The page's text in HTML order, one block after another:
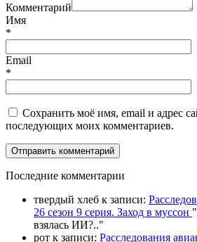
Комментарий
Имя
*
Email
*
Сохранить моё имя, email и адрес
последующих моих комментариев.
Последние комментарии
твердый хлеб к записи:
26 сезон 9 серия. Заход в муссон "
взялась ИИ?.."
рот к записи: Расследования